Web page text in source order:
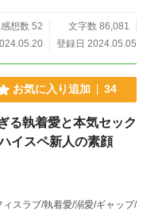
快に感じましたら、そっと回
感想数 52
文字数 86,081
登録日 2024.05.05
お気に入り追加 34
る執着愛と本気セック
イスペ新人の素顔
スラブ/執着愛/溺愛/ギャップ/